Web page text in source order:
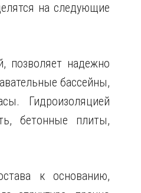
на следующие
позволяет надежно
бассейны,
Гидроизоляцией
бетонные плиты,
к основанию,